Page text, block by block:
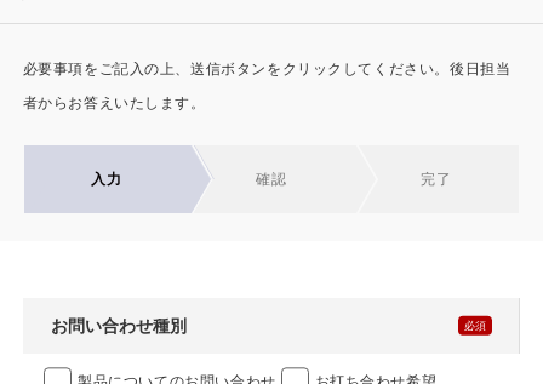
土日祝日を除く
ニュース一覧
事務所・作業場
必要事項をご記入の上、送信ボタンをクリックしてください。後日担当
者からお答えいたします。
入力 確認 完了
お問い合わせ種別